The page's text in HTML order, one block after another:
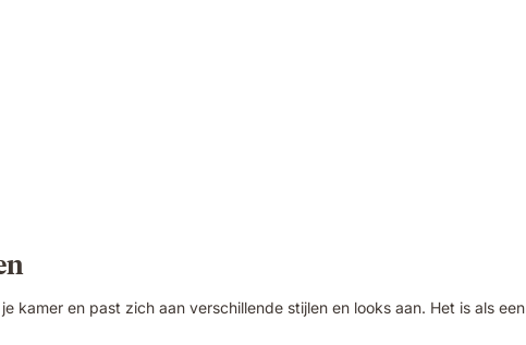
kamer en past zich aan verschillende stijlen en looks aan. Het is als